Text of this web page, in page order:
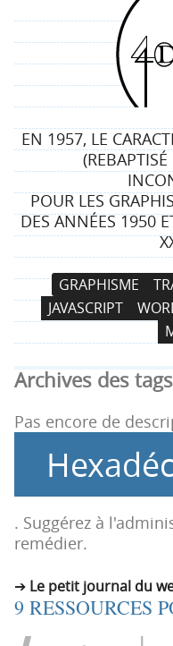
EN 1957, LE
POUR LES
DES ANNÉES 1950
N
a
v
i
g
a
t
i
p
i
c
i
A
l
l
e
r
a
u
c
t
n
GRAPHISME
JAVASCRIPT
Archives des
Pas encore de
. Suggérez à
remédier.
Le petit journal du
9 RESSOURCES